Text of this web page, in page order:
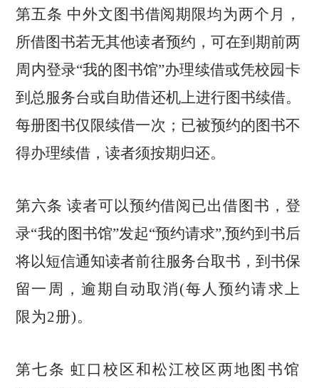
第五条 中外文图书借阅期限均为两个月，
所借图书若无其他读者预约，可在到期前两
周内登录“我的图书馆”办理续借或凭校园卡
到总服务台或自助借还机上进行图书续借。
每册图书仅限续借一次；已被预约的图书不
得办理续借，读者须按期归还。
第六条 读者可以预约借阅已出借图书，登
录“我的图书馆”发起“预约请求”,预约到书后
将以短信通知读者前往服务台取书，到书保
留一周，逾期自动取消(每人预约请求上
限为2册)。
第七条 虹口校区和松江校区两地图书馆